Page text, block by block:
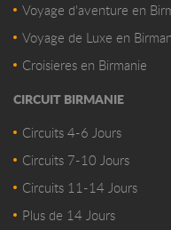
Voyage d'aventure en
Voyage de Luxe en
Croisieres en Birmanie
CIRCUIT BIRMANIE
Circuits 4-6 Jours
Circuits 7-10 Jours
Circuits 11-14 Jours
Plus de 14 Jours